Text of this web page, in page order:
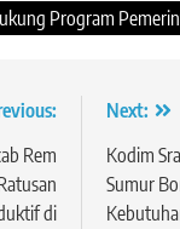
Program
Rem
di
Next:
Kodim
Sumur